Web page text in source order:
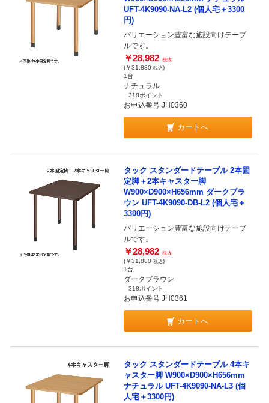
UFT-4K9090-NA-L2 (個人宅＋3300
円)
バリエーション豊富な施設向けテーブ
ルです。
￥28,982 税抜
(￥31,880 税込)
1台
ナチュラル
318ポイント
お申込番号 JH0360
カートへ
タック スタンダードテーブル 2本固
定脚＋2本キャスター脚
W900×D900×H656mm ダークブラ
ウン UFT-4K9090-DB-L2 (個人宅＋
3300円)
バリエーション豊富な施設向けテーブ
ルです。
￥28,982 税抜
(￥31,880 税込)
1台
ダークブラウン
318ポイント
お申込番号 JH0361
カートへ
タック スタンダードテーブル 4本キ
ャスター脚 W900×D900×H656mm
ナチュラル UFT-4K9090-NA-L3 (個
人宅＋3300円)